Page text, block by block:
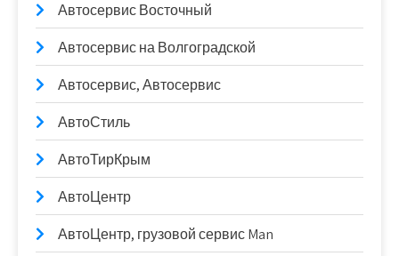
Автосервис Восточный
Автосервис на Волгоградской
Автосервис, Автосервис
АвтоСтиль
АвтоТирКрым
АвтоЦентр
АвтоЦентр, грузовой сервис Man